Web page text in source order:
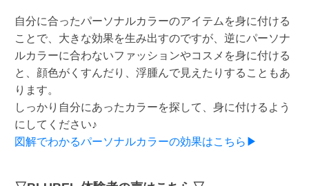
自分に合ったパーソナルカラーのアイテムを身に付ける
ことで、大きな効果を生み出すのですが、逆にパーソナ
ルカラーに合わないファッションやコスメを身に付ける
と、顔色がくすんだり、浮腫んで見えたりすることもあ
ります。
しっかり自分にあったカラーを探して、身に付けるよう
にしてください♪
図解でわかるパーソナルカラーの効果はこちら▶